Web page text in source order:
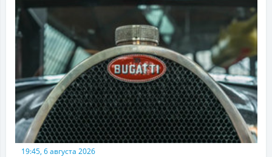
19:45, 6 августа 2026